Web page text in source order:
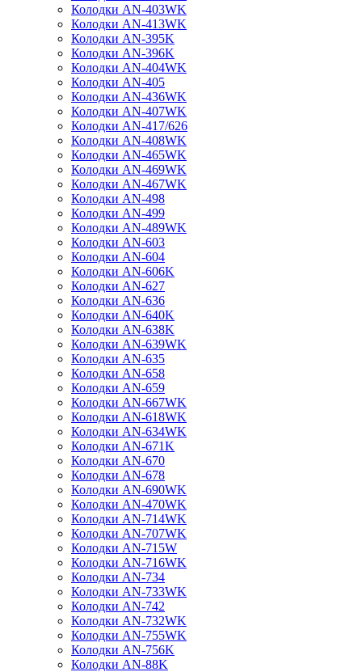
Колодки AN-403WK
Колодки AN-413WK
Колодки AN-395K
Колодки AN-396K
Колодки AN-404WK
Колодки AN-405
Колодки AN-436WK
Колодки AN-407WK
Колодки AN-417/626
Колодки AN-408WK
Колодки AN-465WK
Колодки AN-469WK
Колодки AN-467WK
Колодки AN-498
Колодки AN-499
Колодки AN-489WK
Колодки AN-603
Колодки AN-604
Колодки AN-606K
Колодки AN-627
Колодки AN-636
Колодки AN-640K
Колодки AN-638K
Колодки AN-639WK
Колодки AN-635
Колодки AN-658
Колодки AN-659
Колодки AN-667WK
Колодки AN-618WK
Колодки AN-634WK
Колодки AN-671K
Колодки AN-670
Колодки AN-678
Колодки AN-690WK
Колодки AN-470WK
Колодки AN-714WK
Колодки AN-707WK
Колодки AN-715W
Колодки AN-716WK
Колодки AN-734
Колодки AN-733WK
Колодки AN-742
Колодки AN-732WK
Колодки AN-755WK
Колодки AN-756K
Колодки AN-88K